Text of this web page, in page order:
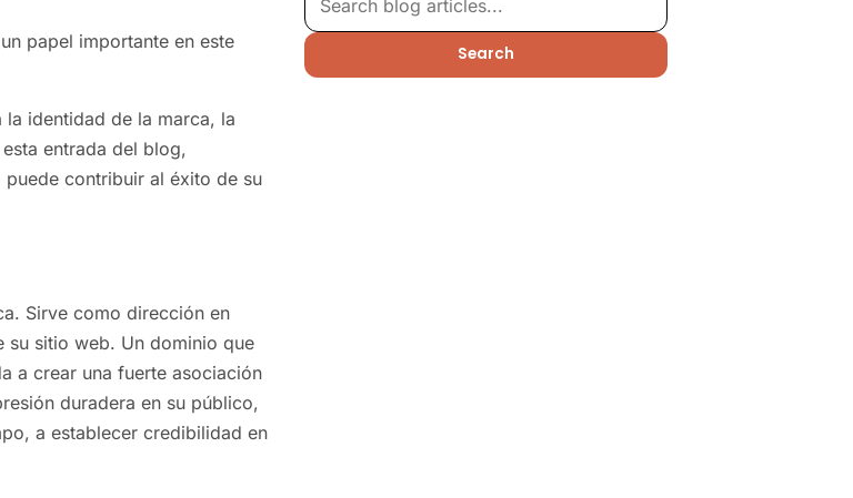
papel importante en este
identidad de la marca, la
entrada del blog,
contribuir al éxito de su
Sirve como dirección en
su sitio web. Un dominio que
a crear una fuerte asociación
duradera en su público,
a establecer credibilidad en
Search